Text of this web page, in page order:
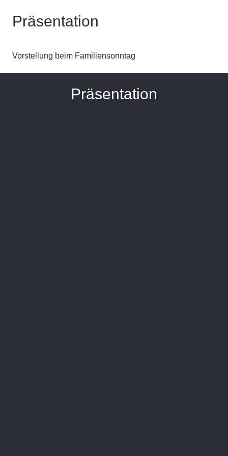
Präsentation
Vorstellung beim Familiensonntag
Präsentation